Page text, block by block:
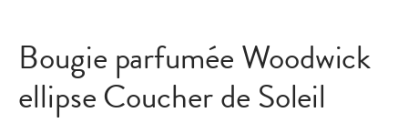
Bougie parfumée Woodwick
ellipse Coucher de Soleil